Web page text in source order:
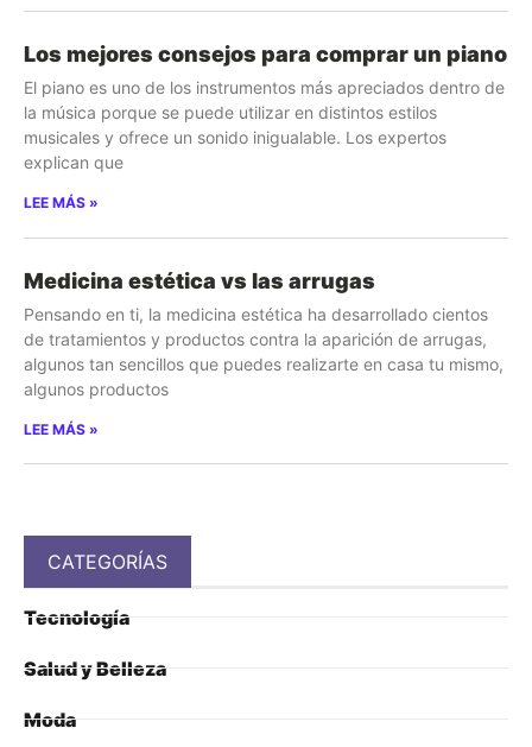
Los mejores consejos para comprar un piano
El piano es uno de los instrumentos más apreciados dentro de
la música porque se puede utilizar en distintos estilos
musicales y ofrece un sonido inigualable. Los expertos
explican que
LEE MÁS »
Medicina estética vs las arrugas
Pensando en ti, la medicina estética ha desarrollado cientos
de tratamientos y productos contra la aparición de arrugas,
algunos tan sencillos que puedes realizarte en casa tu mismo,
algunos productos
LEE MÁS »
CATEGORÍAS
Tecnología
Salud y Belleza
Moda